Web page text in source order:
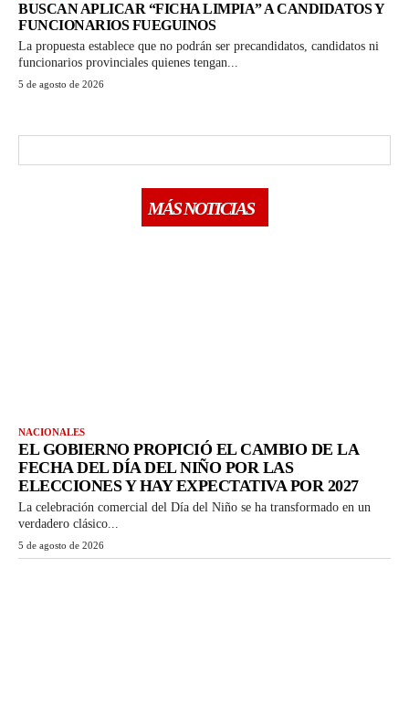
BUSCAN APLICAR “FICHA LIMPIA” A CANDIDATOS Y
FUNCIONARIOS FUEGUINOS
La propuesta establece que no podrán ser precandidatos, candidatos ni
funcionarios provinciales quienes tengan...
5 de agosto de 2026
MÁS NOTICIAS
NACIONALES
EL GOBIERNO PROPICIÓ EL CAMBIO DE LA
FECHA DEL DÍA DEL NIÑO POR LAS
ELECCIONES Y HAY EXPECTATIVA POR 2027
La celebración comercial del Día del Niño se ha transformado en un
verdadero clásico...
5 de agosto de 2026